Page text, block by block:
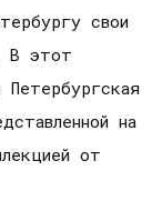
свои
В этот
Петербургская
на
от